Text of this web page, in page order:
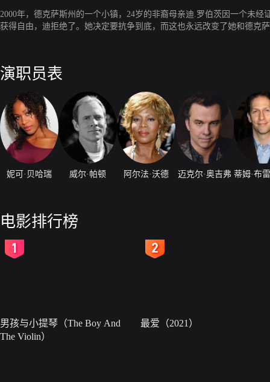
2000年，德克萨斯州的一个小镇，24岁的非裔母亲迪.罗伯茨因一个未
获得自由，迪拒绝了。她决定要抗争到底，而这也永远改变了她和德克
演职员表
妮可·贝哈瑞 威尔·帕顿 阿尔法·沃德 迈克尔·奥吉弗
电影排行榜
男孩与小提琴（The Boy And
The Violin）
最爱（2021）